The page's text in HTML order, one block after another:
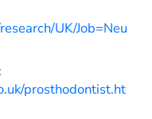
UK/Job=Neu
prosthodontist.ht